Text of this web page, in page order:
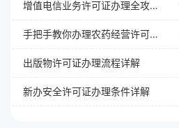
增值电信业务许可证办理全攻略
手把手教你办理农药经营许可证
出版物许可证办理流程详解
新办安全许可证办理条件详解